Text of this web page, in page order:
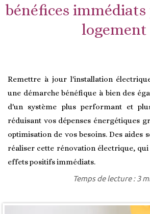
bénéfices
logement
Remettre à jour l'installation
une démarche bénéfique à bien des
d'un système plus performant et
réduisant vos dépenses énergétiques
optimisation de vos besoins. Des aides
réaliser cette rénovation électrique,
effets positifs immédiats.
Temps de lecture : 3